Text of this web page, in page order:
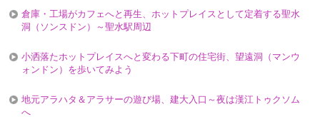
倉庫・工場がカフェへと再生、ホットプレイスとして定着する聖水
洞（ソンスドン）～聖水駅周辺
小洒落たホットプレイスへと変わる下町の住宅街、望遠洞（マンウ
ォンドン）を歩いてみよう
地元アラハタ＆アラサーの遊び場、建大入口～夜は漢江トゥクソム
へ